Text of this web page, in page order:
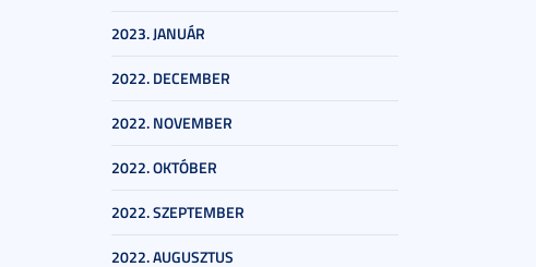
2023. JANUÁR
2022. DECEMBER
2022. NOVEMBER
2022. OKTÓBER
2022. SZEPTEMBER
2022. AUGUSZTUS